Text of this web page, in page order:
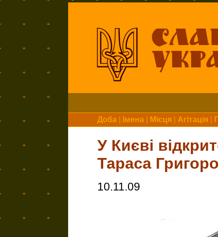
Доба Імена Місця Агітація
У Києві
Тараса
10.11.09